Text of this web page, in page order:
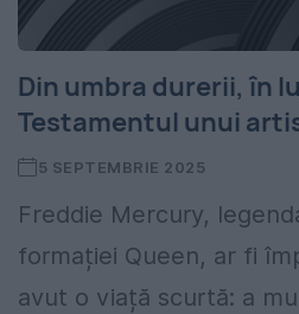
Din umbra durerii, în
Testamentul unui
5 SEPTEMBRIE 2025
Freddie Mercury,
formației Queen, ar fi
avut o viață scurtă: a